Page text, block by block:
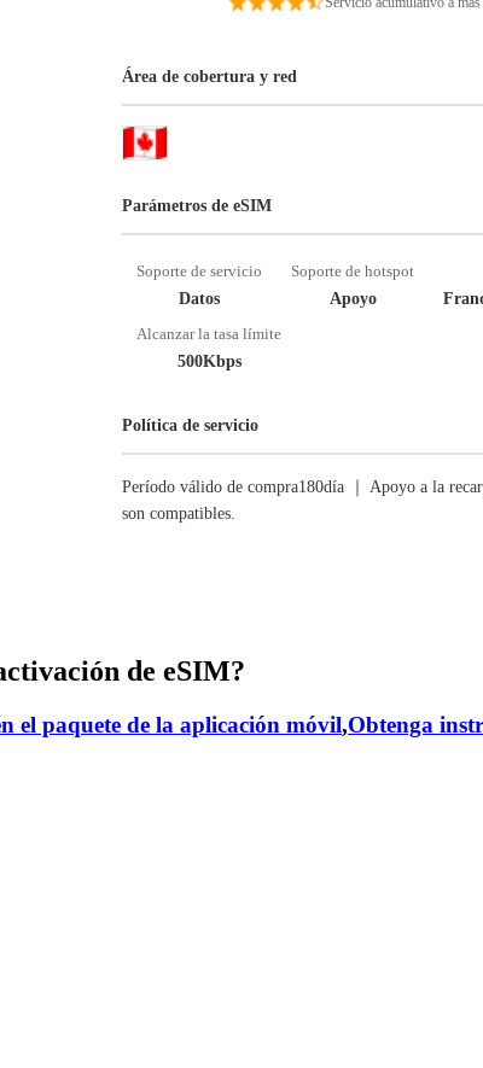
Área de cobertura y red
Parámetros de eSIM
Soporte de servicio
Datos
Soporte de hotspot
Apoyo
Alcanzar la tasa límite
500Kbps
Política de servicio
Período válido de compra180día ｜ Apoyo a la
son compatibles.
de eSIM?
el paquete de la aplicación móvil,Obtenga